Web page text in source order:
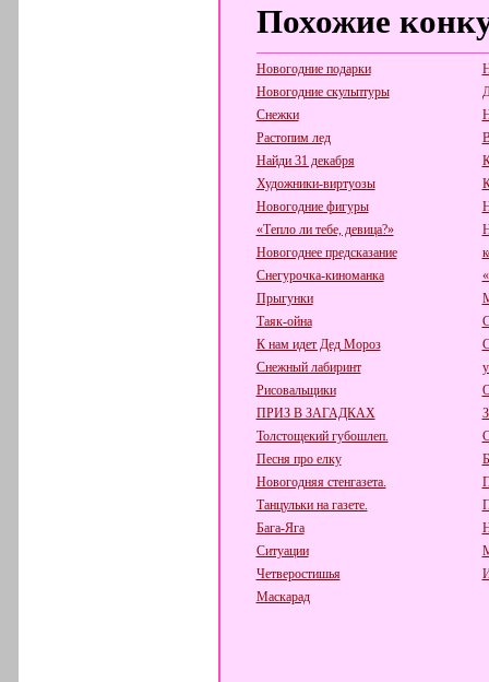
Похожие
Новогодние подарки
Новогодние скульптуры
Снежки
Растопим лед
Найди 31 декабря
Художники-виртуозы
Новогодние фигуры
«Тепло ли тебе, девица?»
Новогоднее предсказание
Снегурочка-киноманка
Прыгунки
Таяк-ойна
К нам идет Дед Мороз
Снежный лабиринт
Рисовальщики
ПРИЗ В ЗАГАДКАХ
Толстощекий губошлеп.
Песня про елку
Новогодняя стенгазета.
Танцульки на газете.
Бага-Яга
Ситуации
Четверостишья
Маскарад